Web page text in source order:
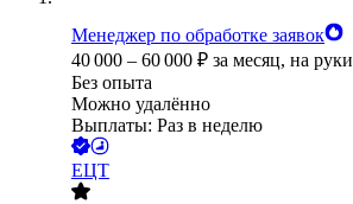
Менеджер по обработке заявок
40 000 – 60 000 ₽ за месяц, на руки
Без опыта
Можно удалённо
Выплаты: Раз в неделю
ЕЦТ